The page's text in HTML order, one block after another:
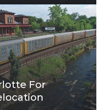
For